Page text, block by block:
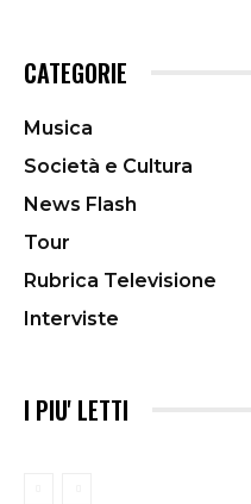
CATEGORIE
Musica
Società e Cultura
News Flash
Tour
Rubrica Televisione
Interviste
I PIU' LETTI